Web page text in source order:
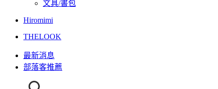
文具/書包
Hiromimi
THELOOK
最新消息
部落客推薦